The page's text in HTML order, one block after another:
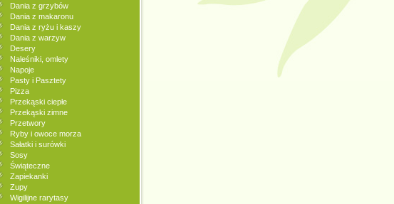
Dania z grzybów
Dania z makaronu
Dania z ryżu i kaszy
Dania z warzyw
Desery
Naleśniki, omlety
Napoje
Pasty i Pasztety
Pizza
Przekąski ciepłe
Przekąski zimne
Przetwory
Ryby i owoce morza
Sałatki i surówki
Sosy
Świąteczne
Zapiekanki
Zupy
Wigilijne rarytasy